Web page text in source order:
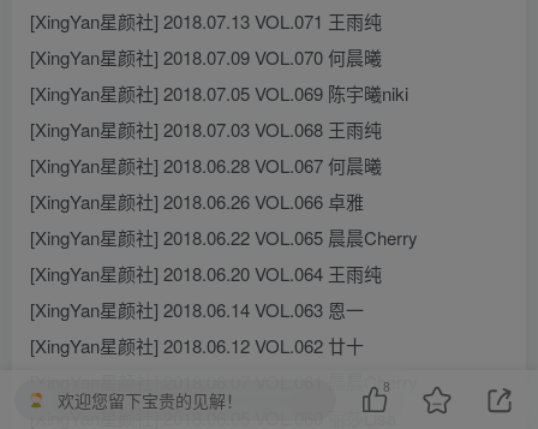
[XingYan星颜社] 2018.07.13 VOL.071 王雨纯
[XingYan星颜社] 2018.07.09 VOL.070 何晨曦
[XingYan星颜社] 2018.07.05 VOL.069 陈宇曦niki
[XingYan星颜社] 2018.07.03 VOL.068 王雨纯
[XingYan星颜社] 2018.06.28 VOL.067 何晨曦
[XingYan星颜社] 2018.06.26 VOL.066 卓雅
[XingYan星颜社] 2018.06.22 VOL.065 晨晨Cherry
[XingYan星颜社] 2018.06.20 VOL.064 王雨纯
[XingYan星颜社] 2018.06.14 VOL.063 恩一
[XingYan星颜社] 2018.06.12 VOL.062 廿十
[XingYan星颜社] 2018.06.07 VOL.061 晨晨Cherry
[XingYan星颜社] 2018.06.05 VOL.060 丽莎Lisa
欢迎您留下宝贵的见解！
8